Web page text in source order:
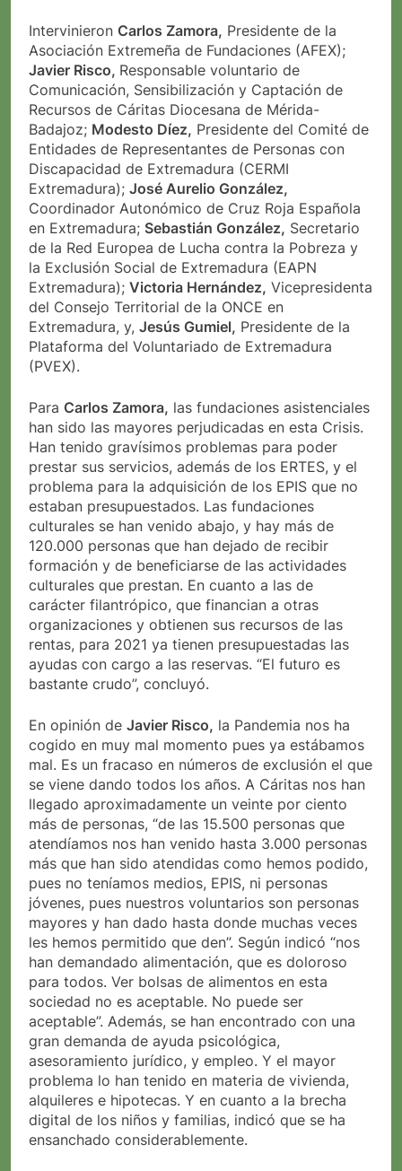
Intervinieron Carlos Zamora, Presidente de la
Asociación Extremeña de Fundaciones (AFEX);
Javier Risco, Responsable voluntario de
Comunicación, Sensibilización y Captación de
Recursos de Cáritas Diocesana de Mérida-
Badajoz; Modesto Díez, Presidente del Comité de
Entidades de Representantes de Personas con
Discapacidad de Extremadura (CERMI
Extremadura); José Aurelio González,
Coordinador Autonómico de Cruz Roja Española
en Extremadura; Sebastián González, Secretario
de la Red Europea de Lucha contra la Pobreza y
la Exclusión Social de Extremadura (EAPN
Extremadura); Victoria Hernández, Vicepresidenta
del Consejo Territorial de la ONCE en
Extremadura, y, Jesús Gumiel, Presidente de la
Plataforma del Voluntariado de Extremadura
(PVEX).
Para Carlos Zamora, las fundaciones asistenciales
han sido las mayores perjudicadas en esta Crisis.
Han tenido gravísimos problemas para poder
prestar sus servicios, además de los ERTES, y el
problema para la adquisición de los EPIS que no
estaban presupuestados. Las fundaciones
culturales se han venido abajo, y hay más de
120.000 personas que han dejado de recibir
formación y de beneficiarse de las actividades
culturales que prestan. En cuanto a las de
carácter filantrópico, que financian a otras
organizaciones y obtienen sus recursos de las
rentas, para 2021 ya tienen presupuestadas las
ayudas con cargo a las reservas. “El futuro es
bastante crudo”, concluyó.
En opinión de Javier Risco, la Pandemia nos ha
cogido en muy mal momento pues ya estábamos
mal. Es un fracaso en números de exclusión el que
se viene dando todos los años. A Cáritas nos han
llegado aproximadamente un veinte por ciento
más de personas, “de las 15.500 personas que
atendíamos nos han venido hasta 3.000 personas
más que han sido atendidas como hemos podido,
pues no teníamos medios, EPIS, ni personas
jóvenes, pues nuestros voluntarios son personas
mayores y han dado hasta donde muchas veces
les hemos permitido que den”. Según indicó “nos
han demandado alimentación, que es doloroso
para todos. Ver bolsas de alimentos en esta
sociedad no es aceptable. No puede ser
aceptable”. Además, se han encontrado con una
gran demanda de ayuda psicológica,
asesoramiento jurídico, y empleo. Y el mayor
problema lo han tenido en materia de vivienda,
alquileres e hipotecas. Y en cuanto a la brecha
digital de los niños y familias, indicó que se ha
ensanchado considerablemente.